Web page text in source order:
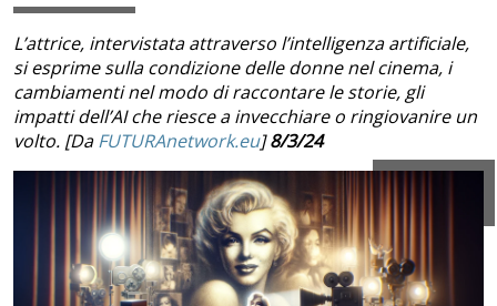
L’attrice, intervistata attraverso l’intelligenza artificiale,
si esprime sulla condizione delle donne nel cinema, i
cambiamenti nel modo di raccontare le storie, gli
impatti dell’AI che riesce a invecchiare o ringiovanire un
volto. [DaFUTURAnetwork.eu]8/3/24